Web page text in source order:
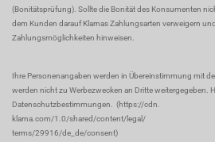
(Bonitätsprüfung). Sollte die Bonität des Konsumenten
dem Kunden darauf Klarnas Zahlungsarten verweigern
Zahlungsmöglichkeiten hinweisen.
Ihre Personenangaben werden in Übereinstimmung mit
werden nicht zu Werbezwecken an Dritte weitergegeben.
Datenschutzbestimmungen.
(https://cdn.
klarna.com/1.0/shared/content/legal/
terms/29916/de_de/consent)